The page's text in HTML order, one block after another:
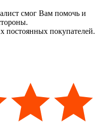
смог Вам помочь и
постоянных покупателей.